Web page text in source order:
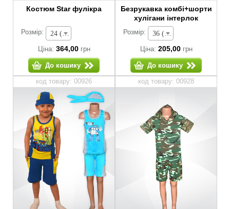
Костюм Star фулікра
Розмір:
24 (зріст 74-80 см) - 364,00 грн
Ціна: 364,00грн
До кошику
Безрукавка комбі+шорти
хулігани інтерлок
Розмір:
36 (зріст 128-134 см) - 205,00 грн
Ціна: 205,00грн
До кошику
код товару: 00926 код товару: 00928